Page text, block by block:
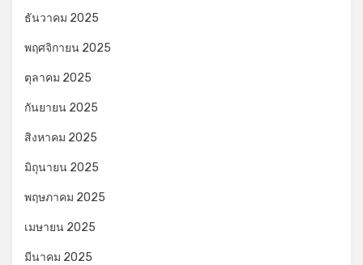
ธันวาคม 2025
พฤศจิกายน 2025
ตุลาคม 2025
กันยายน 2025
สิงหาคม 2025
มิถุนายน 2025
พฤษภาคม 2025
เมษายน 2025
มีนาคม 2025